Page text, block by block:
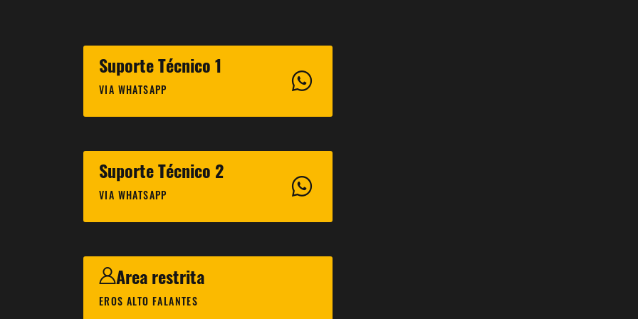
Suporte Técnico 1
VIA WHATSAPP
Suporte Técnico 2
VIA WHATSAPP
Area restrita
EROS ALTO FALANTES